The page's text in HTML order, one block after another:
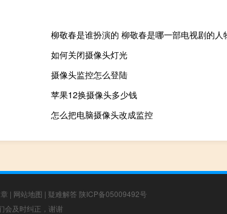
柳敬春是谁扮演的 柳敬春是哪一部电视剧的人
如何关闭摄像头灯光
摄像头监控怎么登陆
苹果12换摄像头多少钱
怎么把电脑摄像头改成监控
| 网站地图 | 疑难解答 陕ICP备05009492号
会及时纠正，谢谢